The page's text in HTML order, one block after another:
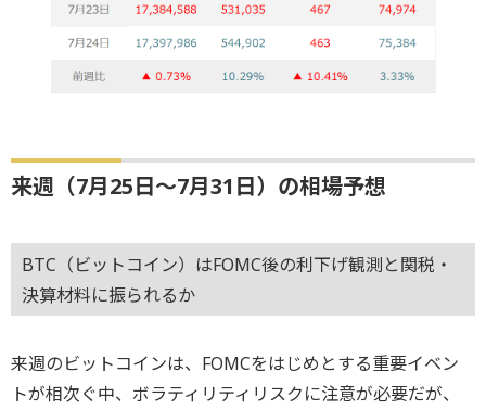
来週（7月25日～7月31日）の相場予想
BTC（ビットコイン）はFOMC後の利下げ観測と関税・
決算材料に振られるか
来週のビットコインは、FOMCをはじめとする重要イベン
トが相次ぐ中、ボラティリティリスクに注意が必要だが、